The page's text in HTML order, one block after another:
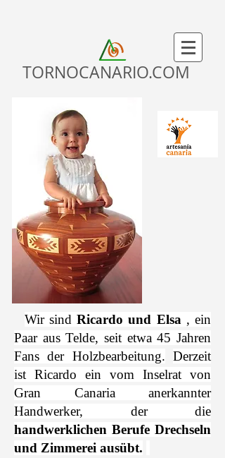
TORNOCANARIO.COM
Wir sind Ricardo und Elsa , ein
Paar aus Telde, seit etwa 45 Jahren
Fans der Holzbearbeitung. Derzeit
ist Ricardo ein vom Inselrat von
Gran Canaria anerkannter
Handwerker, der die
handwerklichen Berufe Drechseln
und Zimmerei ausübt.